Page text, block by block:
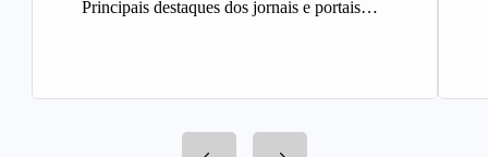
Principais destaques dos jornais e portais